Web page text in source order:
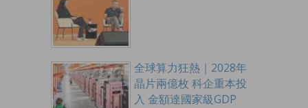
全球算力狂熱｜2028年
晶片兩億枚 科企重本投
入 金額達國家級GDP